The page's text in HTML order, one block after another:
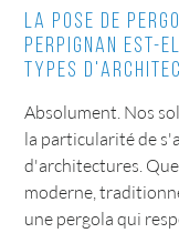
La pose de
Perpignan est-
types
Absolument. Nos
la particularité de
d'architectures.
moderne,
une pergola qui